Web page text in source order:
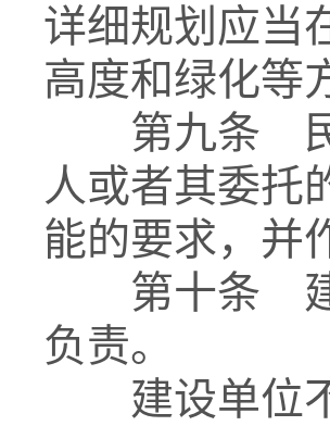
详细规划应当
高度和绿化等
第九条 民
人或者其委托
能的要求，并
第十条 建
负责。
建设单位不